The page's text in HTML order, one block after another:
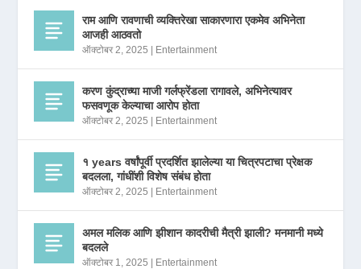
राम आणि रावणाची व्यक्तिरेखा साकारणारा एकमेव अभिनेता
आजही आठवतो
ऑक्टोबर 2, 2025 | Entertainment
करण कुंद्राच्या माजी गर्लफ्रेंडला रागावले, अभिनेत्यावर
फसवणूक केल्याचा आरोप होता
ऑक्टोबर 2, 2025 | Entertainment
१ years वर्षांपूर्वी प्रदर्शित झालेल्या या चित्रपटाचा प्रेक्षक
बदलला, गांधींशी विशेष संबंध होता
ऑक्टोबर 2, 2025 | Entertainment
अमल मलिक आणि झीशान कादरीची मैत्री झाली? मनमानी मध्ये
बदलले
ऑक्टोबर 1, 2025 | Entertainment